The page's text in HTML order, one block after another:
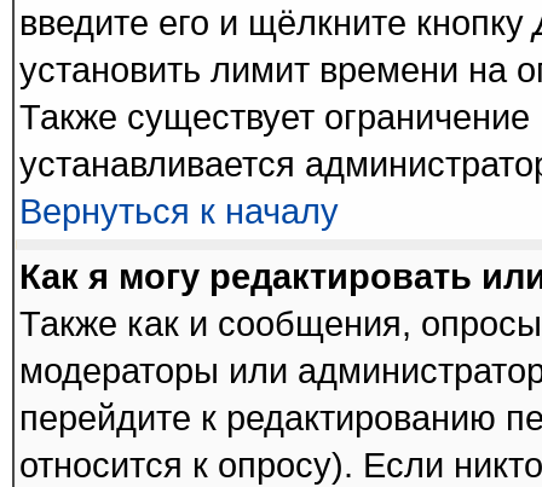
введите его и щёлкните кнопку
установить лимит времени на
Также существует
устанавливается
Вернуться к началу
Как я могу редактировать
Также как и сообщения,
модераторы или
перейдите к редактированию
относится к опросу). Если